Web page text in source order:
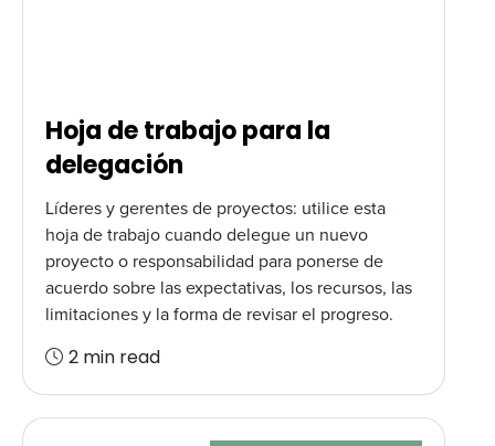
Hoja de trabajo para la
delegación
Líderes y gerentes de proyectos: utilice esta
hoja de trabajo cuando delegue un nuevo
proyecto o responsabilidad para ponerse de
acuerdo sobre las expectativas, los recursos, las
limitaciones y la forma de revisar el progreso.
2 min read